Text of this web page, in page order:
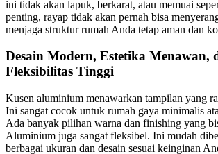
ini tidak akan lapuk, berkarat, atau memuai
penting, rayap tidak akan pernah bisa
menjaga struktur rumah Anda tetap aman dan
Desain Modern, Estetika Menawan,
Fleksibilitas Tinggi
Kusen aluminium menawarkan tampilan yang
Ini sangat cocok untuk rumah gaya minimalis
Ada banyak pilihan warna dan finishing yang
Aluminium juga sangat fleksibel. Ini mudah
berbagai ukuran dan desain sesuai keinginan